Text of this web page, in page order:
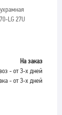
LG 27U
На заказ
- от 3-х дней
- от 3-х дней